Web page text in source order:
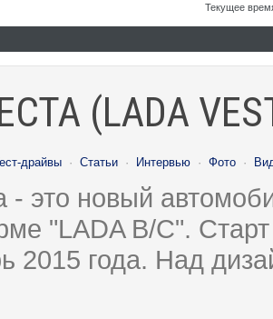
Текущее
(LADA
драйвы · Статьи · Интервью · Фото ·
- это новый
"LADA B/C".
2015 года. Над